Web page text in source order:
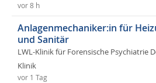
vor 8 h
Anlagenmechaniker:in für
und Sanitär
LWL-Klinik für Forensische Psychiatrie
Klinik
vor 1 Tag